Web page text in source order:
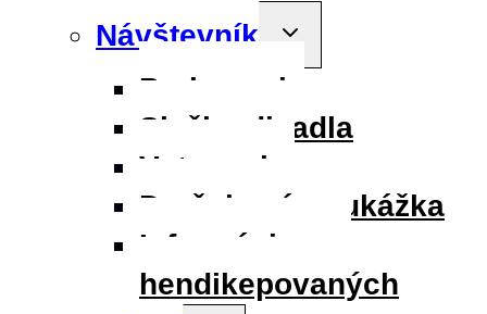
Návštevník
Toggle
menu
Parkovanie
Služby divadla
Vstupenky
Darčeková poukážka
Informácie pre
hendikepovaných